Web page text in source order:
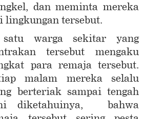
dan meminta mereka
tersebut.
warga sekitar yang
tersebut mengaku
para remaja tersebut.
malam mereka selalu
berteriak sampai tengah
diketahuinya, bahwa